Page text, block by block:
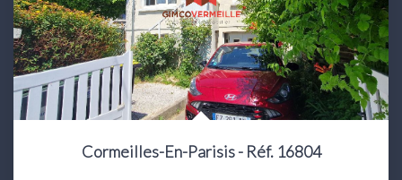
Cormeilles-En-Parisis - Réf. 16804